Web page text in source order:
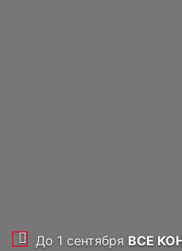
До 1 сентября ВСЕ